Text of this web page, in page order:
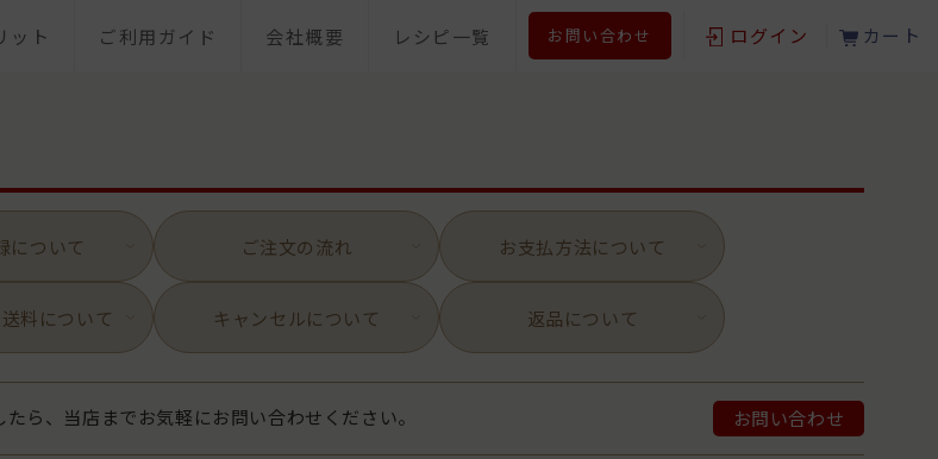
ット ご利用ガイド 会社概要 レシピ一覧 お問い合わせ ログイン カート
について ご注文の流れ お支払方法について
送料について キャンセルについて 返品について
ら、当店までお気軽にお問い合わせください。 お問い合わせ